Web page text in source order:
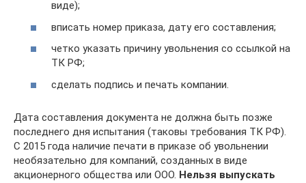
виде);
вписать номер приказа, дату его составления;
четко указать причину увольнения со ссылкой на
ТК РФ;
сделать подпись и печать компании.
Дата составления документа не должна быть позже
последнего дня испытания (таковы требования ТК РФ).
С 2015 года наличие печати в приказе об увольнении
необязательно для компаний, созданных в виде
акционерного общества или ООО. Нельзя выпускать